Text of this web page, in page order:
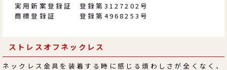
実用新案登録証
登録第3127202号
商標登録証
登録第4968253号
ストレスオフネックレス
ネックレス金具を装着する時に感じる煩わしさが全くなく、